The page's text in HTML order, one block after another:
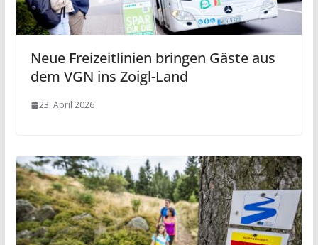
Neue Freizeitlinien bringen Gäste aus
dem VGN ins Zoigl-Land
23. April 2026